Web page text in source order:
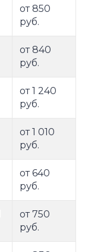
от 850
руб.
от 840
руб.
от 1 240
руб.
от 1 010
руб.
от 640
руб.
от 750
руб.